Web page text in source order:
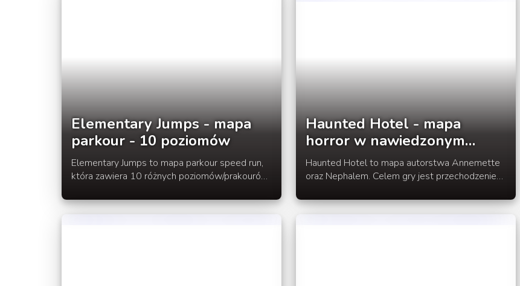
Elementary Jumps - mapa
parkour - 10 poziomów
Elementary Jumps to mapa parkour speed run,
która zawiera 10 różnych poziomów/prakourów.
szybkiego biegu.
Haunted Hotel - mapa
horror w nawiedzonym
hotelu
Haunted Hotel to mapa autorstwa Annemette
oraz Nephalem. Celem gry jest przechodzenie
jesteś odważny aby podjąć wyzwanie?